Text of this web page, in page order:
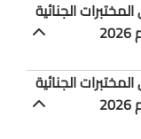
المختبرات الجنائية
المختبرات الجنائية